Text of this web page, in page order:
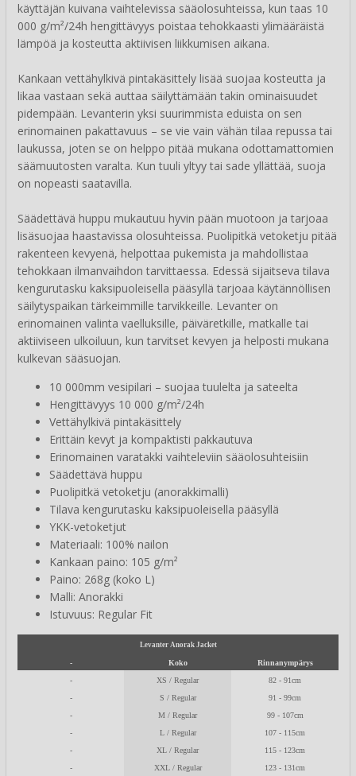
käyttäjän kuivana vaihtelevissa sääolosuhteissa, kun taas 10
000 g/m²/24h hengittävyys poistaa tehokkaasti ylimääräistä
lämpöä ja kosteutta aktiivisen liikkumisen aikana.
Kankaan vettähylkivä pintakäsittely lisää suojaa kosteutta ja
likaa vastaan sekä auttaa säilyttämään takin ominaisuudet
pidempään. Levanterin yksi suurimmista eduista on sen
erinomainen pakattavuus – se vie vain vähän tilaa repussa tai
laukussa, joten se on helppo pitää mukana odottamattomien
säämuutosten varalta. Kun tuuli yltyy tai sade yllättää, suoja
on nopeasti saatavilla.
Säädettävä huppu mukautuu hyvin pään muotoon ja tarjoaa
lisäsuojaa haastavissa olosuhteissa. Puolipitkä vetoketju pitää
rakenteen kevyenä, helpottaa pukemista ja mahdollistaa
tehokkaan ilmanvaihdon tarvittaessa. Edessä sijaitseva tilava
kengurutasku kaksipuoleisella pääsyllä tarjoaa käytännöllisen
säilytyspaikan tärkeimmille tarvikkeille. Levanter on
erinomainen valinta vaelluksille, päiväretkille, matkalle tai
aktiiviseen ulkoiluun, kun tarvitset kevyen ja helposti mukana
kulkevan sääsuojan.
10 000mm vesipilari – suojaa tuulelta ja sateelta
Hengittävyys 10 000 g/m²/24h
Vettähylkivä pintakäsittely
Erittäin kevyt ja kompaktisti pakkautuva
Erinomainen varatakki vaihteleviin sääolosuhteisiin
Säädettävä huppu
Puolipitkä vetoketju (anorakkimalli)
Tilava kengurutasku kaksipuoleisella pääsyllä
YKK-vetoketjut
Materiaali: 100% nailon
Kankaan paino: 105 g/m²
Paino: 268g (koko L)
Malli: Anorakki
Istuvuus: Regular Fit
Levanter Anorak Jacket
- Koko
Rinnanympärys
-
XS / Regular
82 - 91cm
-
S / Regular
91 - 99cm
-
M / Regular
99 - 107cm
-
L / Regular
107 - 115cm
-
XL / Regular
115 - 123cm
-
XXL / Regular 123 - 131cm